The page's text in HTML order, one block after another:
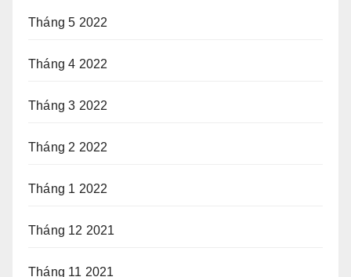
Tháng 5 2022
Tháng 4 2022
Tháng 3 2022
Tháng 2 2022
Tháng 1 2022
Tháng 12 2021
Tháng 11 2021